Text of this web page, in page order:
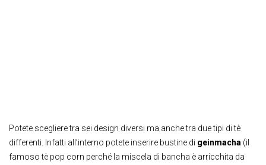
Potete scegliere tra sei design diversi ma anche tra due tipi di tè
differenti. Infatti all’interno potete inserire bustine di geinmacha (il
famoso tè pop corn perché la miscela di bancha è arricchita da